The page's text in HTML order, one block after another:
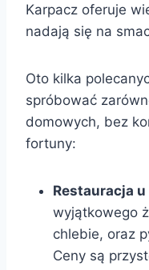
Karpacz oferuje
nadają się na
Oto kilka
spróbować
domowych, bez
fortuny:
Restauracja
wyjątkowego
chlebie, oraz
Ceny są